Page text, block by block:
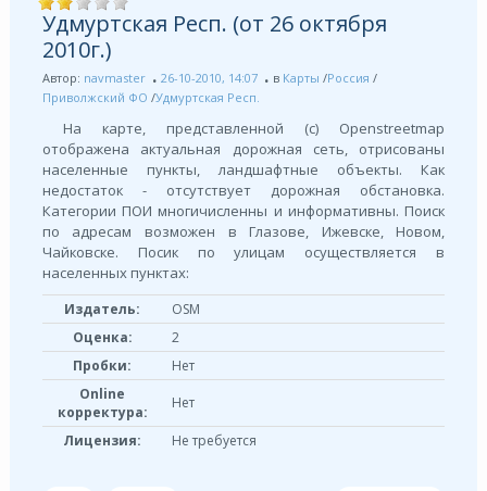
Удмуртская Респ. (от 26 октября
2010г.)
Автор: navmaster 26-10-2010, 14:07 в Карты /Россия /
Приволжский ФО /Удмуртская Респ.
На карте, представленной (с) Openstreetmap
отображена актуальная дорожная сеть, отрисованы
населенные пункты, ландшафтные объекты. Как
недостаток - отсутствует дорожная обстановка.
Категории ПОИ многичисленны и информативны. Поиск
по адресам возможен в Глазове, Ижевске, Новом,
Чайковске. Посик по улицам осуществляется в
населенных пунктах:
Издатель:
OSM
Оценка:
2
Пробки:
Нет
Online
корректура:
Нет
Лицензия: Не требуется